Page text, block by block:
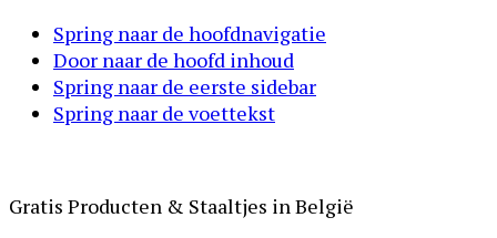
Spring naar de hoofdnavigatie
Door naar de hoofd inhoud
Spring naar de eerste sidebar
Spring naar de voettekst
Gratis Producten & Staaltjes in België